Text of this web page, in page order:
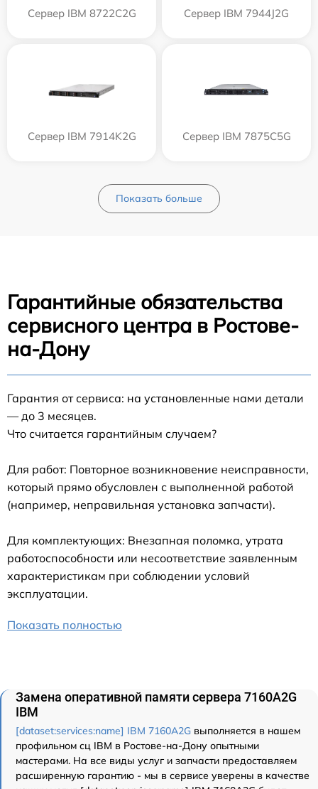
Сервер IBM 8722C2G Сервер IBM 7944J2G
Сервер IBM 7914K2G Сервер IBM 7875C5G
Показать больше
Гарантийные обязательства
сервисного центра в Ростове-
на-Дону
Гарантия от сервиса: на установленные нами детали
— до 3 месяцев.
Что считается гарантийным случаем?
Для работ: Повторное возникновение неисправности,
который прямо обусловлен с выполненной работой
(например, неправильная установка запчасти).
Для комплектующих: Внезапная поломка, утрата
работоспособности или несоответствие заявленным
характеристикам при соблюдении условий
эксплуатации.
Показать полностью
Замена оперативной памяти сервера 7160A2G
IBM
[dataset:services:name] IBM 7160A2G выполняется в нашем
профильном сц IBM в Ростове-на-Дону опытными
мастерами. На все виды услуг и запчасти предоставляем
расширенную гарантию - мы в сервисе уверены в качестве